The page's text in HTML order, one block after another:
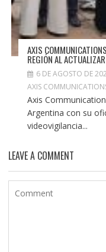
AXIS
REGIÓN AL
6 DE AGOSTO DE
AXIS
Axis
Argentina con su
videovigilancia...
LEAVE A COMMENT